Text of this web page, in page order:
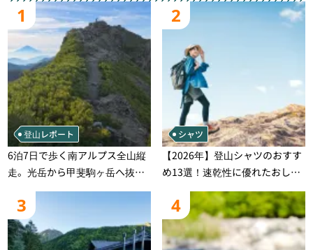
1
登山レポート
6泊7日で歩く南アルプス全山縦
走。光岳から甲斐駒ヶ岳へ抜け
る登山の記録
2
シャツ
【2026年】登山シャツのおすす
め13選！速乾性に優れたおしゃ
れなモデルを徹底紹介！
3 4